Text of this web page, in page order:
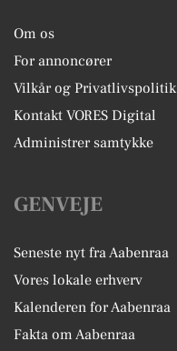
Om os
For annoncører
Vilkår og Privatlivspolitik
Kontakt VORES Digital
Administrer samtykke
GENVEJE
Seneste nyt fra Aabenraa
Vores lokale erhverv
Kalenderen for Aabenraa
Fakta om Aabenraa